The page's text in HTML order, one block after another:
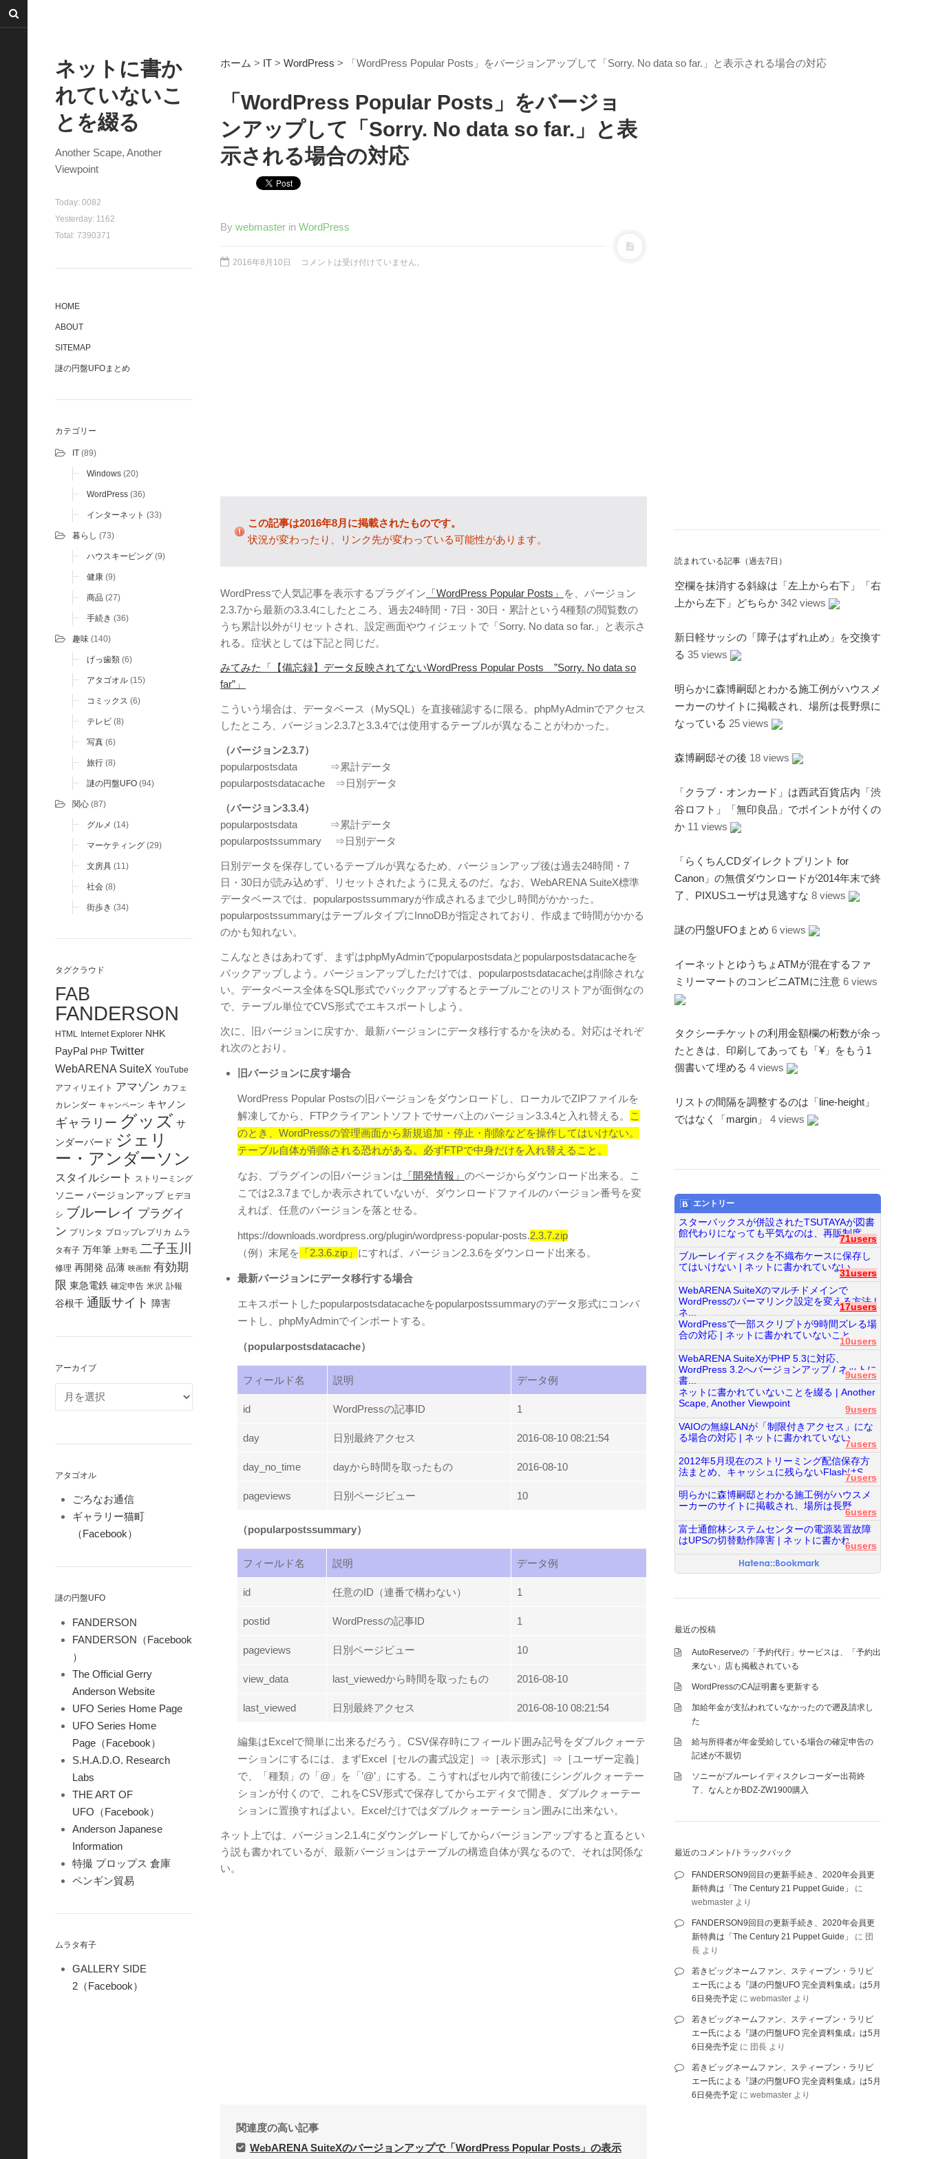
ネットに書か
れていないこ
とを綴る
Another Scape, Another
Viewpoint
Today: 0082
Yesterday: 1162
Total: 7390371
HOME
ABOUT
SITEMAP
謎の円盤UFOまとめ
カテゴリー
IT (89)
Windows (20)
WordPress (36)
インターネット (33)
暮らし (73)
ハウスキーピング (9)
健康 (9)
商品 (27)
手続き (36)
趣味 (140)
げっ歯類 (6)
アタゴオル (15)
コミックス (6)
テレビ (8)
写真 (6)
旅行 (8)
謎の円盤UFO (94)
関心 (87)
グルメ (14)
マーケティング (29)
文房具 (11)
社会 (8)
街歩き (34)
タグクラウド
FAB
FANDERSON
HTML Internet Explorer NHK
PayPal PHP Twitter
WebARENA SuiteX YouTube
アフィリエイト アマゾン カフェ
カレンダー キャンペーン キヤノン
ギャラリー グッズ サ
ンダーバード ジェリ
ー・アンダーソン
スタイルシート ストリーミング
ソニー バージョンアップ ヒデヨ
シ ブルーレイ プラグイ
ン プリンタ プロップレプリカ ムラ
タ有子 万年筆 上野毛 二子玉川
修理 再開発 品薄 映画館 有効期
限 東急電鉄 確定申告 米沢 訃報
谷根千 通販サイト 障害
アーカイブ
アタゴオル
ごろなお通信
ギャラリー猫町
（Facebook）
謎の円盤UFO
FANDERSON
FANDERSON（Facebook
）
The Official Gerry
Anderson Website
UFO Series Home Page
UFO Series Home
Page（Facebook）
S.H.A.D.O. Research
Labs
THE ART OF
UFO（Facebook）
Anderson Japanese
Information
特撮 プロップス 倉庫
ペンギン貿易
ムラタ有子
GALLERY SIDE
2（Facebook）
ホーム > IT > WordPress > 「WordPress Popular Posts」をバージョンアップして「Sorry. No data so far.」と表示される場合の対応
「WordPress Popular Posts」をバージョ
ンアップして「Sorry. No data so far.」と表
示される場合の対応
By webmaster in WordPress
2016年8月10日 コメントは受け付けていません。
この記事は2016年8月に掲載されたものです。
状況が変わったり、リンク先が変わっている可能性があります。
WordPressで人気記事を表示するプラグイン 「WordPress Popular Posts」
を、バージョン
2.3.7から最新の3.3.4にしたところ、過去24時間・7日・30日・累計という4種類の閲覧数の
うち累計以外がリセットされ、設定画面やウィジェットで「Sorry. No data so far.」と表示さ
れる。症状としては下記と同じだ。
みてみた「【備忘録】データ反映されてないWordPress Popular Posts ”Sorry. No data so
far”」
こういう場合は、データベース（MySQL）を直接確認するに限る。phpMyAdminでアクセス
したところ、バージョン2.3.7と3.3.4では使用するテーブルが異なることがわかった。
（バージョン2.3.7）
popularpostsdata ⇒累計データ
popularpostsdatacache ⇒日別データ
（バージョン3.3.4）
popularpostsdata ⇒累計データ
popularpostssummary ⇒日別データ
日別データを保存しているテーブルが異なるため、バージョンアップ後は過去24時間・7
日・30日が読み込めず、リセットされたように見えるのだ。なお、WebARENA SuiteX標準
データベースでは、popularpostssummaryが作成されるまで少し時間がかかった。
popularpostssummaryはテーブルタイプにInnoDBが指定されており、作成まで時間がかかる
のかも知れない。
こんなときはあわてず、まずはphpMyAdminでpopularpostsdataとpopularpostsdatacacheを
バックアップしよう。バージョンアップしただけでは、popularpostsdatacacheは削除されな
い。データベース全体をSQL形式でバックアップするとテーブルごとのリストアが面倒なの
で、テーブル単位でCVS形式でエキスポートしよう。
次に、旧バージョンに戻すか、最新バージョンにデータ移行するかを決める。対応はそれぞ
れ次のとおり。
旧バージョンに戻す場合
WordPress Popular Postsの旧バージョンをダウンロードし、ローカルでZIPファイルを
解凍してから、FTPクライアントソフトでサーバ上のバージョン3.3.4と入れ替える。
こ
のとき、WordPressの管理画面から新規追加・停止・削除などを操作してはいけない。
テーブル自体が削除される恐れがある。必ずFTPで中身だけを入れ替えること。
なお、プラグインの旧バージョンは 「開発情報」 のページからダウンロード出来る。こ
こでは2.3.7までしか表示されていないが、ダウンロードファイルのバージョン番号を変
えれば、任意のバージョンを落とせる。
https://downloads.wordpress.org/plugin/wordpress-popular-posts.2.3.7.zip
（例）末尾を 「2.3.6.zip」 にすれば、バージョン2.3.6をダウンロード出来る。
最新バージョンにデータ移行する場合
エキスポートしたpopularpostsdatacacheをpopularpostssummaryのデータ形式にコンバ
ートし、phpMyAdminでインポートする。
（popularpostsdatacache）
フィールド名 説明 データ例
id WordPressの記事ID 1
day 日別最終アクセス 2016-08-10 08:21:54
day_no_time dayから時間を取ったもの 2016-08-10
pageviews 日別ページビュー 10
（popularpostssummary）
フィールド名 説明 データ例
id 任意のID（連番で構わない） 1
postid WordPressの記事ID 1
pageviews 日別ページビュー 10
view_data last_viewedから時間を取ったもの 2016-08-10
last_viewed 日別最終アクセス 2016-08-10 08:21:54
編集はExcelで簡単に出来るだろう。CSV保存時にフィールド囲み記号をダブルクォーテ
ーションにするには、まずExcel［セルの書式設定］⇒［表示形式］⇒［ユーザー定義］
で、「種類」の「@」を「’@’」にする。こうすればセル内で前後にシングルクォーテー
ションが付くので、これをCSV形式で保存してからエディタで開き、ダブルクォーテー
ションに置換すればよい。Excelだけではダブルクォーテーション囲みに出来ない。
ネット上では、バージョン2.1.4にダウングレードしてからバージョンアップすると直るとい
う説も書かれているが、最新バージョンはテーブルの構造自体が異なるので、それは関係な
い。
関連度の高い記事
WebARENA SuiteXのバージョンアップで「WordPress Popular Posts」の表示
読まれている記事（過去7日）
空欄を抹消する斜線は「左上から右下」「右
上から左下」どちらか 342 views
新日軽サッシの「障子はずれ止め」を交換す
る 35 views
明らかに森博嗣邸とわかる施工例がハウスメ
ーカーのサイトに掲載され、場所は長野県に
なっている 25 views
森博嗣邸その後 18 views
「クラブ・オンカード」は西武百貨店内「渋
谷ロフト」「無印良品」でポイントが付くの
か 11 views
「らくちんCDダイレクトプリント for
Canon」の無償ダウンロードが2014年末で終
了、PIXUSユーザは見逃すな 8 views
謎の円盤UFOまとめ 6 views
イーネットとゆうちょATMが混在するファ
ミリーマートのコンビニATMに注意 6 views
タクシーチケットの利用金額欄の桁数が余っ
たときは、印刷してあっても「¥」をもう1
個書いて埋める 4 views
リストの間隔を調整するのは「line-height」
ではなく「margin」
4 views
エントリー
スターバックスが併設されたTSUTAYAが図書
館代わりになっても平気なのは、再販制度...
71users
ブルーレイディスクを不織布ケースに保存し
てはいけない | ネットに書かれていない...
31users
WebARENA SuiteXのマルチドメインで
WordPressのパーマリンク設定を変える方法 |
ネ...
17users
WordPressで一部スクリプトが9時間ズレる場
合の対応 | ネットに書かれていないこと...
10users
WebARENA SuiteXがPHP 5.3に対応、
WordPress 3.2へバージョンアップ / ネットに
書...
9users
ネットに書かれていないことを綴る | Another
Scape, Another Viewpoint
9users
VAIOの無線LANが「制限付きアクセス」にな
る場合の対応 | ネットに書かれていない...
7users
2012年5月現在のストリーミング配信保存方
法まとめ、キャッシュに残らないFlashはS...
7users
明らかに森博嗣邸とわかる施工例がハウスメ
ーカーのサイトに掲載され、場所は長野...
6users
富士通館林システムセンターの電源装置故障
はUPSの切替動作障害 | ネットに書かれ...
6users
最近の投稿
AutoReserveの「予約代行」サービスは、「予約出
来ない」店も掲載されている
WordPressのCA証明書を更新する
加給年金が支払われていなかったので遡及請求し
た
給与所得者が年金受給している場合の確定申告の
記述が不親切
ソニーがブルーレイディスクレコーダー出荷終
了、なんとかBDZ-ZW1900購入
最近のコメント/トラックバック
FANDERSON9回目の更新手続き、2020年会員更
新特典は「The Century 21 Puppet Guide」
に
webmaster より
FANDERSON9回目の更新手続き、2020年会員更
新特典は「The Century 21 Puppet Guide」
に 団
長 より
若きビッグネームファン、スティーブン・ラリビ
エー氏による『謎の円盤UFO 完全資料集成』は5月
6日発売予定 に webmaster より
若きビッグネームファン、スティーブン・ラリビ
エー氏による『謎の円盤UFO 完全資料集成』は5月
6日発売予定 に 団長 より
若きビッグネームファン、スティーブン・ラリビ
エー氏による『謎の円盤UFO 完全資料集成』は5月
6日発売予定 に webmaster より